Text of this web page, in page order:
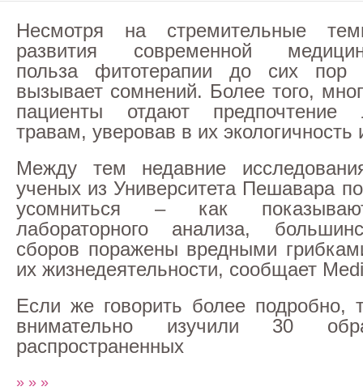
Несмотря на стремительные
развития современной
польза фитотерапии до сих пор
вызывает сомнений. Более того,
пациенты отдают предпочтение
травам, уверовав в их экологичность
Между тем недавние
ученых из Университета Пешавара
усомниться – как
лабораторного анализа,
сборов поражены вредными
их жизнедеятельности, сообщает
Если же говорить более подробно,
внимательно изучили 30
распространенных
» » »